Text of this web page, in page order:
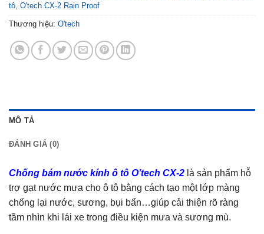
tô, O'tech CX-2 Rain Proof
Thương hiệu: O'tech
MÔ TẢ
ĐÁNH GIÁ (0)
Chống bám nước kính ô tô O’tech CX-2 là sản phẩm hỗ
trợ gạt nước mưa cho ô tô bằng cách tạo một lớp màng
chống lại nước, sương, bụi bẩn…giúp cải thiện rõ ràng
tầm nhìn khi lái xe trong điều kiện mưa và sương mù.